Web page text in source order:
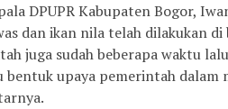
DPUPR Kabupaten Bogor,
dan ikan nila telah dilakukan
juga sudah beberapa waktu
bentuk upaya pemerintah dalam